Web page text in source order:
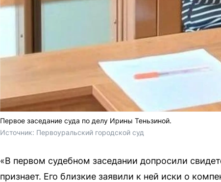
Первое заседание суда по делу Ирины Теньзиной.
Источник: Первоуральский городской суд
«В первом судебном заседании допросили
признает. Его близкие заявили к ней иски о